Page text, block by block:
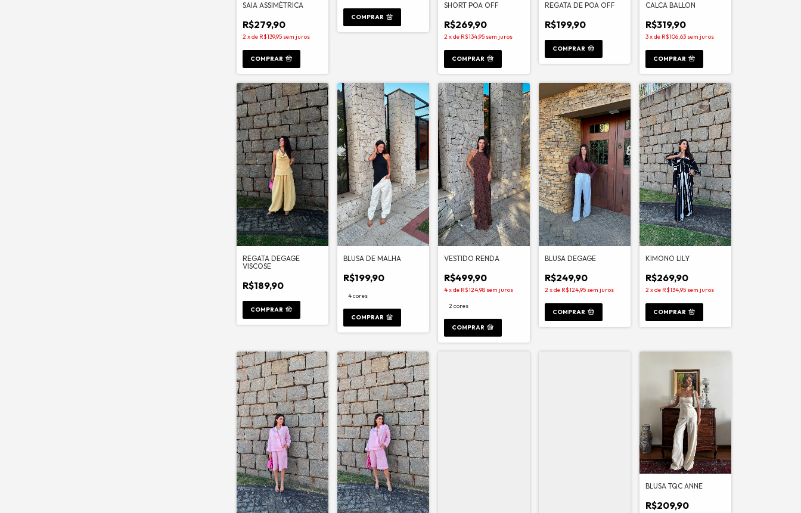
SAIA ASSIMÉTRICA
R$279,90
2xde R$139,95 sem juros
COMPRAR
COMPRAR
SHORT POA OFF
R$269,90
2xde R$134,95 sem juros
COMPRAR
REGATA DE POA OFF
R$199,90
COMPRAR
CALCA BALLON
R$319,90
3xde R$106,63 sem juros
COMPRAR
REGATA DEGAGE
VISCOSE
R$189,90
COMPRAR
BLUSA DE MALHA
R$199,90
4 cores
COMPRAR
VESTIDO RENDA
R$499,90
4xde R$124,98 sem juros
2 cores
COMPRAR
BLUSA DEGAGE
R$249,90
2xde R$124,95 sem juros
COMPRAR
KIMONO LILY
R$269,90
2xde R$134,95 sem juros
COMPRAR
BLUSA TQC ANNE
R$209,90